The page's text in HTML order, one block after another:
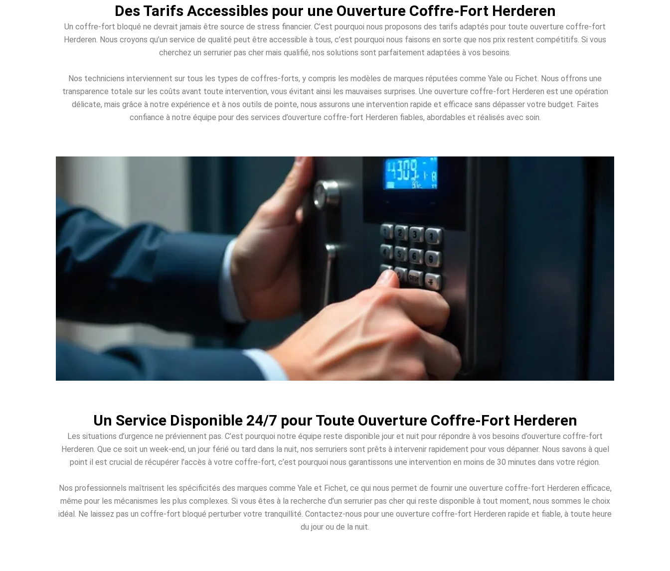
Des Tarifs Accessibles pour une Ouverture Coffre-Fort Herderen
Un coffre-fort bloqué ne devrait jamais être source de stress financier. C’est pourquoi nous proposons des tarifs adaptés pour toute ouverture coffre-fort
Herderen. Nous croyons qu’un service de qualité peut être accessible à tous, c’est pourquoi nous faisons en sorte que nos prix restent compétitifs. Si vous
cherchez un serrurier pas cher mais qualifié, nos solutions sont parfaitement adaptées à vos besoins.
Nos techniciens interviennent sur tous les types de coffres-forts, y compris les modèles de marques réputées comme Yale ou Fichet. Nous offrons une
transparence totale sur les coûts avant toute intervention, vous évitant ainsi les mauvaises surprises. Une ouverture coffre-fort Herderen est une opération
délicate, mais grâce à notre expérience et à nos outils de pointe, nous assurons une intervention rapide et efficace sans dépasser votre budget. Faites
confiance à notre équipe pour des services d’ouverture coffre-fort Herderen fiables, abordables et réalisés avec soin.
Un Service Disponible 24/7 pour Toute Ouverture Coffre-Fort Herderen
Les situations d’urgence ne préviennent pas. C’est pourquoi notre équipe reste disponible jour et nuit pour répondre à vos besoins d’ouverture coffre-fort
Herderen. Que ce soit un week-end, un jour férié ou tard dans la nuit, nos serruriers sont prêts à intervenir rapidement pour vous dépanner. Nous savons à quel
point il est crucial de récupérer l’accès à votre coffre-fort, c’est pourquoi nous garantissons une intervention en moins de 30 minutes dans votre région.
Nos professionnels maîtrisent les spécificités des marques comme Yale et Fichet, ce qui nous permet de fournir une ouverture coffre-fort Herderen efficace,
même pour les mécanismes les plus complexes. Si vous êtes à la recherche d’un serrurier pas cher qui reste disponible à tout moment, nous sommes le choix
idéal. Ne laissez pas un coffre-fort bloqué perturber votre tranquillité. Contactez-nous pour une ouverture coffre-fort Herderen rapide et fiable, à toute heure
du jour ou de la nuit.